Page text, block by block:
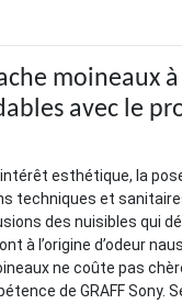
moineaux
avec le
intérêt esthétique, la
techniques et
des nuisibles qui
à l’origine d’odeur
ne coûte pas
de GRAFF Sony.